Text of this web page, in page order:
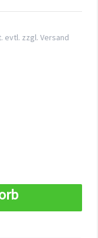
evtl. zzgl. Versand